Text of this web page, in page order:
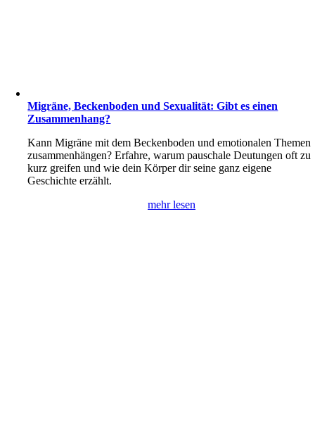
Migräne, Beckenboden und Sexualität: Gibt es einen
Zusammenhang?
Kann Migräne mit dem Beckenboden und emotionalen Themen
zusammenhängen? Erfahre, warum pauschale Deutungen oft zu
kurz greifen und wie dein Körper dir seine ganz eigene
Geschichte erzählt.
mehr lesen